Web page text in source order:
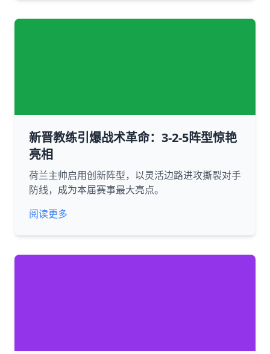
新晋教练引爆战术革命：3-2-5阵型惊艳
亮相
荷兰主帅启用创新阵型，以灵活边路进攻撕裂对手
防线，成为本届赛事最大亮点。
阅读更多